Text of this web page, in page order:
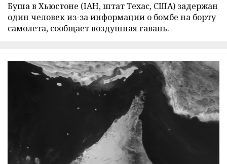
Буша в Хьюстоне (IAH, штат Техас, США) задержан
один человек из-за информации о бомбе на борту
самолета, сообщает воздушная гавань.